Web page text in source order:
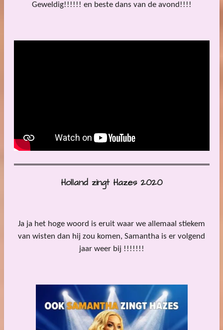
Geweldig!!!!!! en beste dans van de avond!!!!
Holland zingt Hazes 2020
Ja ja het hoge woord is eruit waar we allemaal stiekem
van wisten dan hij zou komen, Samantha is er volgend
jaar weer bij !!!!!!!